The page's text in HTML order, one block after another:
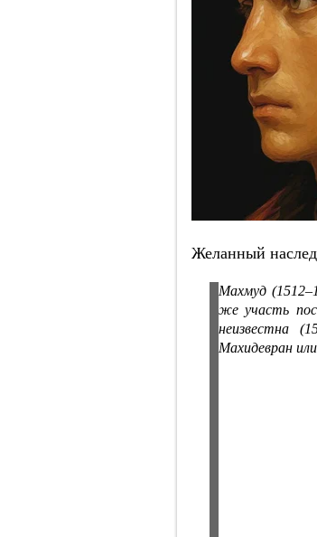
Желанный
Махмуд
же участь
неизвестна
Махидевран